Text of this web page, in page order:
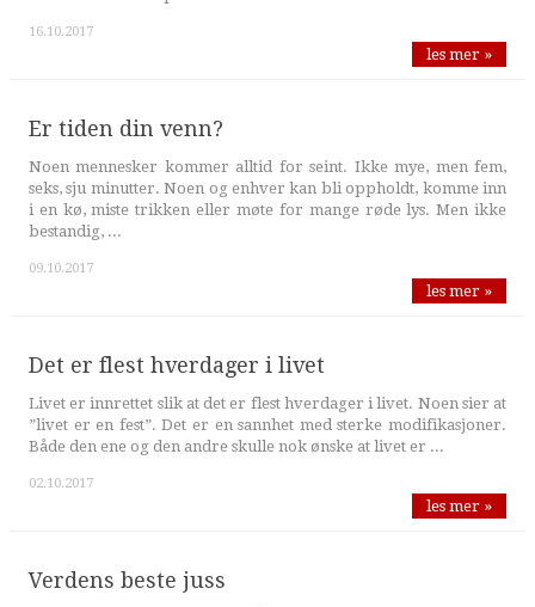
16.10.2017
les mer »
Er tiden din venn?
Noen mennesker kommer alltid for seint. Ikke mye, men fem,
seks, sju minutter. Noen og enhver kan bli oppholdt, komme inn
i en kø, miste trikken eller møte for mange røde lys. Men ikke
bestandig, ...
09.10.2017
les mer »
Det er flest hverdager i livet
Livet er innrettet slik at det er flest hverdager i livet. Noen sier at
”livet er en fest”. Det er en sannhet med sterke modifikasjoner.
Både den ene og den andre skulle nok ønske at livet er ...
02.10.2017
les mer »
Verdens beste juss